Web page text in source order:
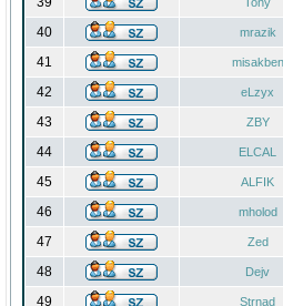
40 mrazik
41 misakben
42 eLzyx
43 ZBY
44 ELCAL
45 ALFIK
46 mholod
47 Zed
48 Dejv
49 Strnad